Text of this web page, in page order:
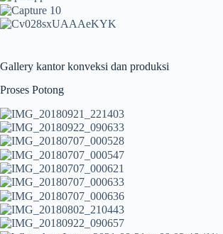
Gallery kantor konveksi dan produksi
Proses Potong